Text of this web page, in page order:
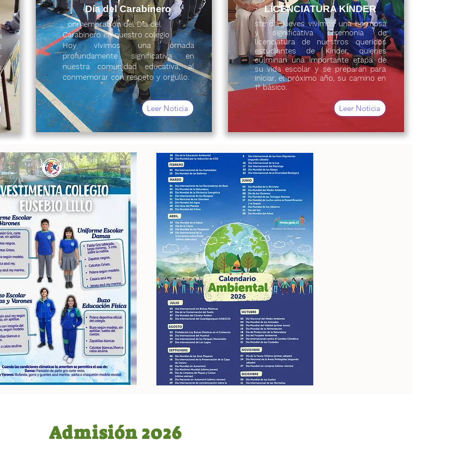
Día del Carabinero
Conmemoración del Día del
Carabinero en nuestro colegio
Hoy vivimos una jornada
profundamente significativa en
nuestra comunidad educativa, al
conmemorar con respeto y orgullo.
Leer Noticia
LICENCIATURA KÍNDER
ste día jueves vivimos una hermosa
y significativa ceremonia de
licenciatura de nuestros queridos
estudiantes de Kínder, quienes
culminan una importante etapa de
su vida escolar y se preparan para
iniciar, el próximo año, su camino en
1° básico.
Leer Noticia
Admisión 2026